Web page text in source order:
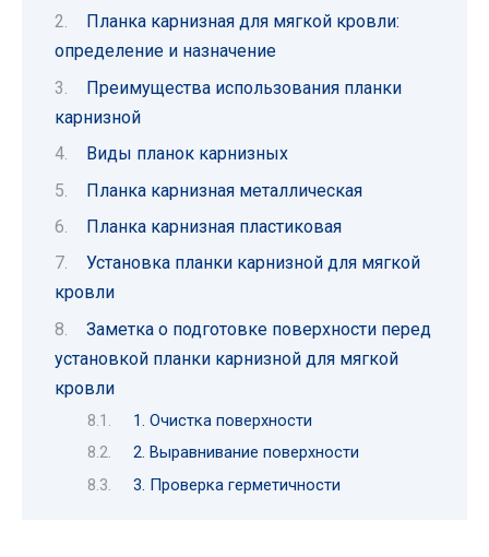
Планка карнизная для мягкой кровли:
определение и назначение
Преимущества использования планки
карнизной
Виды планок карнизных
Планка карнизная металлическая
Планка карнизная пластиковая
Установка планки карнизной для мягкой
кровли
Заметка о подготовке поверхности перед
установкой планки карнизной для мягкой
кровли
1. Очистка поверхности
2. Выравнивание поверхности
3. Проверка герметичности